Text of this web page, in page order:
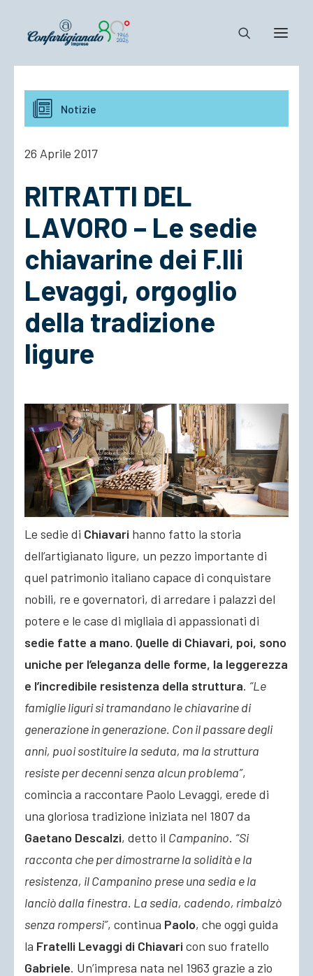
Notizie e Documenti
Confartigianato
Cosa Facciamo
ACCEDI
Notizie
26 Aprile 2017
RITRATTI DEL
LAVORO – Le sedie
chiavarine dei F.lli
Levaggi, orgoglio
della tradizione
ligure
Le sedie di Chiavari hanno fatto la storia
dell’artigianato ligure, un pezzo importante di
quel patrimonio italiano capace di conquistare
nobili, re e governatori, di arredare i palazzi del
potere e le case di migliaia di appassionati di
sedie fatte a mano. Quelle di Chiavari, poi, sono
uniche per l’eleganza delle forme, la leggerezza
e l’incredibile resistenza della struttura. “Le
famiglie liguri si tramandano le chiavarine di
generazione in generazione. Con il passare degli
anni, puoi sostituire la seduta, ma la struttura
resiste per decenni senza alcun problema”,
comincia a raccontare Paolo Levaggi, erede di
una gloriosa tradizione iniziata nel 1807 da
Gaetano Descalzi, detto il Campanino. “Si
racconta che per dimostrarne la solidità e la
resistenza, il Campanino prese una sedia e la
lanciò dalla finestra. La sedia, cadendo, rimbalzò
senza rompersi”, continua Paolo, che oggi guida
la Fratelli Levaggi di Chiavari con suo fratello
Gabriele. Un’impresa nata nel 1963 grazie a zio